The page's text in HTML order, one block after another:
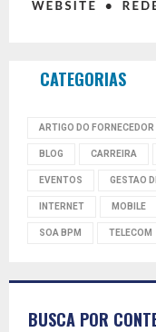
CATEGORIAS
ARTIGO DO FORNECEDOR
BLOG CARREIRA
EVENTOS GESTAO
INTERNET MOBILE
SOA BPM TELECOM
BUSCA POR